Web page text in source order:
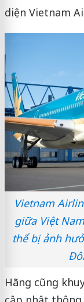
diện Vietnam
Vietnam
giữa Việt
thể bị ảnh
Hãng cũng